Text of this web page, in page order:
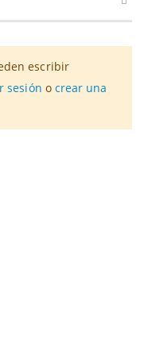
escribir
sesión o crear una